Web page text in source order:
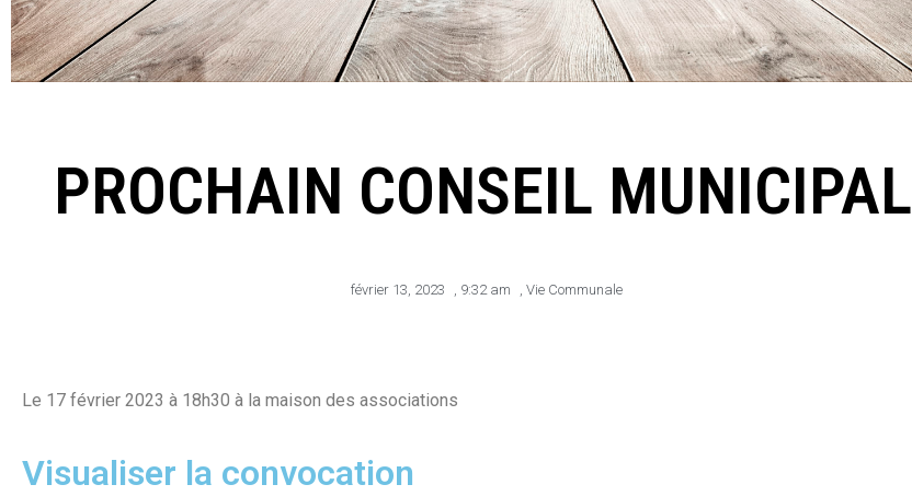
PROCHAIN CONSEIL MUNICIPAL
février 13, 2023 , 9:32 am , Vie Communale
Le 17 février 2023 à 18h30 à la maison des associations
Visualiser la convocation